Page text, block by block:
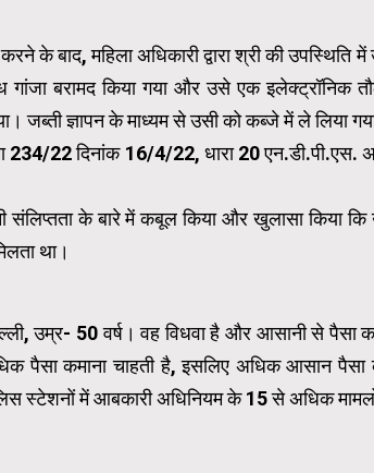
के बाद, महिला अधिकारी द्वारा श्री की उपस्थिति
गांजा बरामद किया गया और उसे एक इलेक्ट्रॉनिक
जब्ती ज्ञापन के माध्यम से उसी को कब्जे में ले लिया
234/22 दिनांक 16/4/22, धारा 20 एन.डी.पी.एस.
के बारे में कबूल किया और खुलासा किया कि
था।
उम्र- 50 वर्ष। वह विधवा है और आसानी से
पैसा कमाना चाहती है, इसलिए अधिक आसान
स्टेशनों में आबकारी अधिनियम के 15 से अधिक